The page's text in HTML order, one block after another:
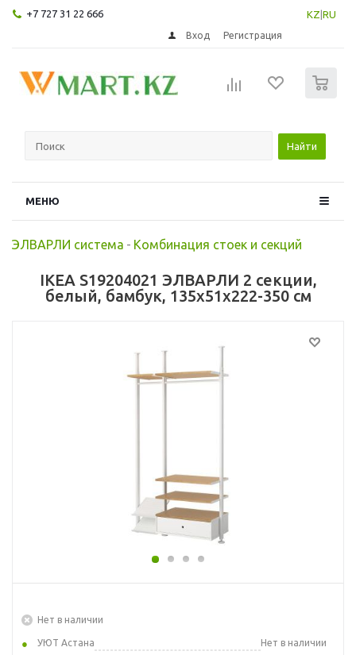
+7 727 31 22 666 KZ RU
Вход Регистрация
Найти
МЕНЮ
ЭЛВАРЛИ система - Комбинация стоек и секций
IKEA S19204021 ЭЛВАРЛИ 2 секции,
белый, бамбук, 135x51x222-350 см
Нет в наличии
УЮТ Астана
Нет в наличии